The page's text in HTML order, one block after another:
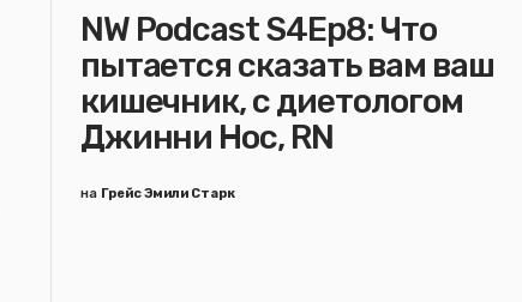
NW Podcast S4Ep8: Что
пытается сказать вам ваш
кишечник, с диетологом
Джинни Нос, RN
на Грейс Эмили Старк